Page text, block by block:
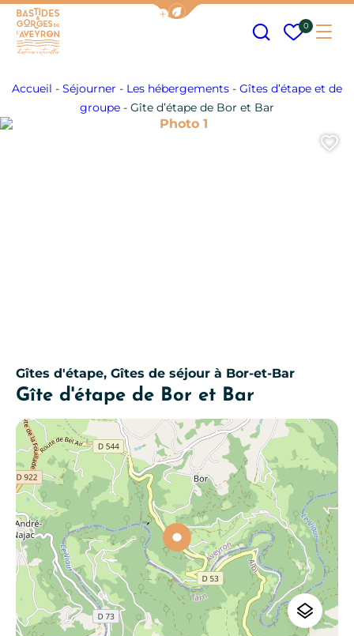
Afficher la barre de navigation
Mes
0
Accueil - Séjourner - Les hébergements - Gîtes d’étape et de
groupe - Gîte d’étape de Bor et Bar
Gîtes d'étape, Gîtes de séjour à Bor-et-Bar
Gîte d'étape de Bor et Bar
Photo 1